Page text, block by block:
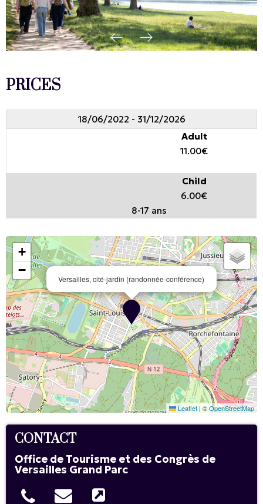
PRICES
18/06/2022 - 31/12/2026
Adult
11.00€
Child
6.00€
8-17 ans
Versailles, cité-jardin (randonnée-conférence)
+
−
Leaflet | ©OpenStreetMap
CONTACT
Office de Tourisme et des Congrès de
Versailles Grand Parc